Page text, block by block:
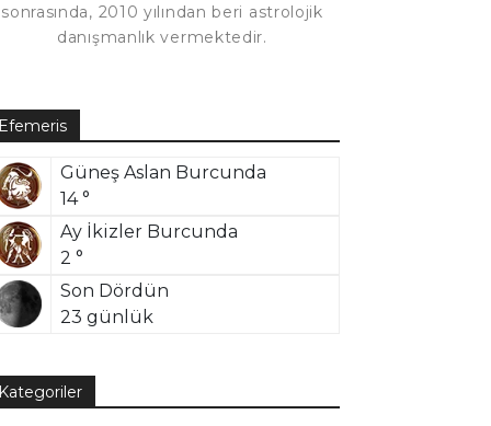
sonrasında, 2010 yılından beri astrolojik
danışmanlık vermektedir.
Efemeris
Güneş Aslan Burcunda
14 °
Ay İkizler Burcunda
2 °
Son Dördün
23 günlük
Kategoriler